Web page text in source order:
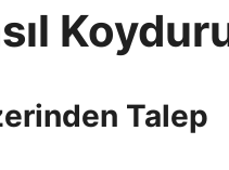
Talep